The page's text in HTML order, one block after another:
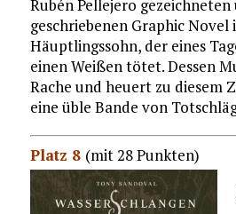
Rubén Pellejero
geschriebenen Graphic Novel
Häuptlingssohn, der eines
einen Weißen tötet. Dessen
Rache und heuert zu diesem
eine üble Bande von
Platz 8 (mit 28 Punkten)